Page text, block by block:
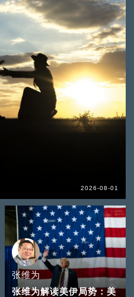
2026-08-01
张维为
张维为解读美伊局势：美